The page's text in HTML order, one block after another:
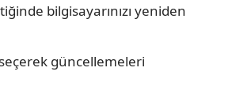
bilgisayarınızı yeniden
seçerek güncellemeleri